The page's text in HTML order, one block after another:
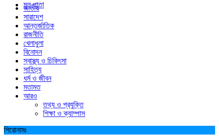
মুল পাতা
জাতীয়
সারাদেশ
আন্তর্জাতিক
রাজনীতি
খেলাধুলা
বিনোদন
স্বাস্থ্য ও চিকিৎসা
সাহিত্য
ধর্ম ও জীবন
মতামত
আরও
তথ্য ও প্রযুক্তি
শিক্ষা ও ক্যাম্পাস
শিরোনামঃ